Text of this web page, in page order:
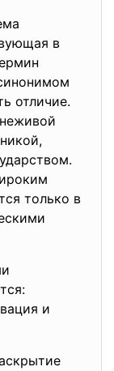
в
отличие.
только в
и